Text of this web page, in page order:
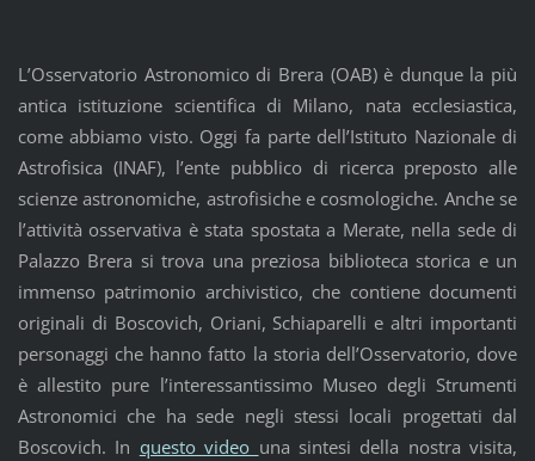
L’Osservatorio Astronomico di Brera (OAB) è dunque la più
antica istituzione scientifica di Milano, nata ecclesiastica,
come abbiamo visto. Oggi fa parte dell’Istituto Nazionale di
Astrofisica (INAF), l’ente pubblico di ricerca preposto alle
scienze astronomiche, astrofisiche e cosmologiche. Anche se
l’attività osservativa è stata spostata a Merate, nella sede di
Palazzo Brera si trova una preziosa biblioteca storica e un
immenso patrimonio archivistico, che contiene documenti
originali di Boscovich, Oriani, Schiaparelli e altri importanti
personaggi che hanno fatto la storia dell’Osservatorio, dove
è allestito pure l’interessantissimo Museo degli Strumenti
Astronomici che ha sede negli stessi locali progettati dal
Boscovich. In questo video una sintesi della nostra visita,